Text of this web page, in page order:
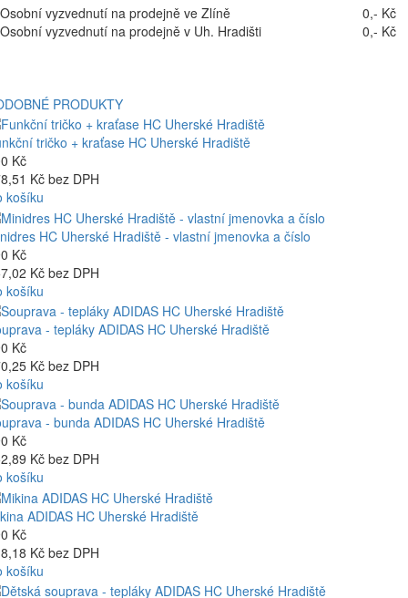
Osobní vyzvednutí na prodejně ve Zlíně
0,- Kč
Osobní vyzvednutí na prodejně v Uh. Hradišti
0,- Kč
PRODUKTY
tričko + kraťase HC Uherské Hradiště
Kč
Kč bez DPH
košíku
HC Uherské Hradiště - vlastní jmenovka a číslo
Kč
Kč bez DPH
košíku
- tepláky ADIDAS HC Uherské Hradiště
Kč
Kč bez DPH
košíku
- bunda ADIDAS HC Uherské Hradiště
Kč
Kč bez DPH
košíku
ADIDAS HC Uherské Hradiště
Kč
Kč bez DPH
košíku